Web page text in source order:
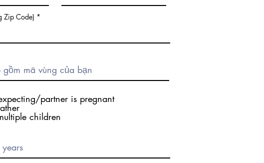
Zip Code)
partner is pregnant
children